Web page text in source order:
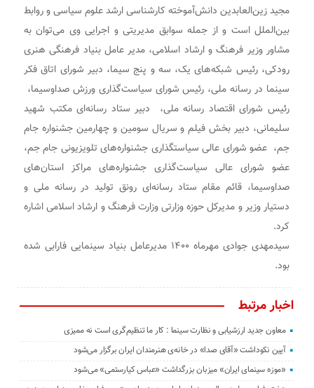
مجید زین‌العابدین دانش‌آموخته کارشناسی ارشد علوم سیاسی و روابط
بین‌الملل است و از جمله سوابق مدیریتی و اجرایی وی می‌توان به
مشاور وزیر فرهنگ و ارشاد اسلامی، مدیر عامل بنیاد فرهنگی هنری
رودکی، رئیس شبکه‌های یک، سه و پنج سیما، دبیر شورای اتاق فکر
سینما در رسانه ملی، رئیس شورای سیاست‌گذاری ورزش صداوسیما،
رئیس شورای اقتصاد رسانه ملی، دبیر ستاد رسانه‌ای مکتب شهید
سلیمانی، دبیر بخش فیلم و سریال سومین و چهارمین جشنواره جام
جم، عضو شورای عالی سیاستگذاری جشنواره‌های تلویزیونی جام جم،
عضو شورای عالی سیاست‌گذاری جشنواره‌های مراکز استان‌های
صداوسیما، قائم مقام ستاد رسانه‌ای رونق تولید در رسانه ملی و
دستیار وزیر و مدیرکل حوزه وزارتی وزارت فرهنگ و ارشاد اسلامی اشاره
کرد.
سیدمهدی جوادی مهرماه ۱۴۰۰ مدیرعامل بنیاد سینمایی فارابی شده
بود.
اخبار مرتبط
معاون جدید ارزشیابی و نظارت سینما : کار ما تنظیم‌گری است نه ممیزی
آیین نکوداشت «آقای صدا» در خانه‌ی هنرمندان ایران برگزار می‌شود
«موزه سینمای ایران» میزبان بزرگداشت «عباس کیارستمی» می‌شود